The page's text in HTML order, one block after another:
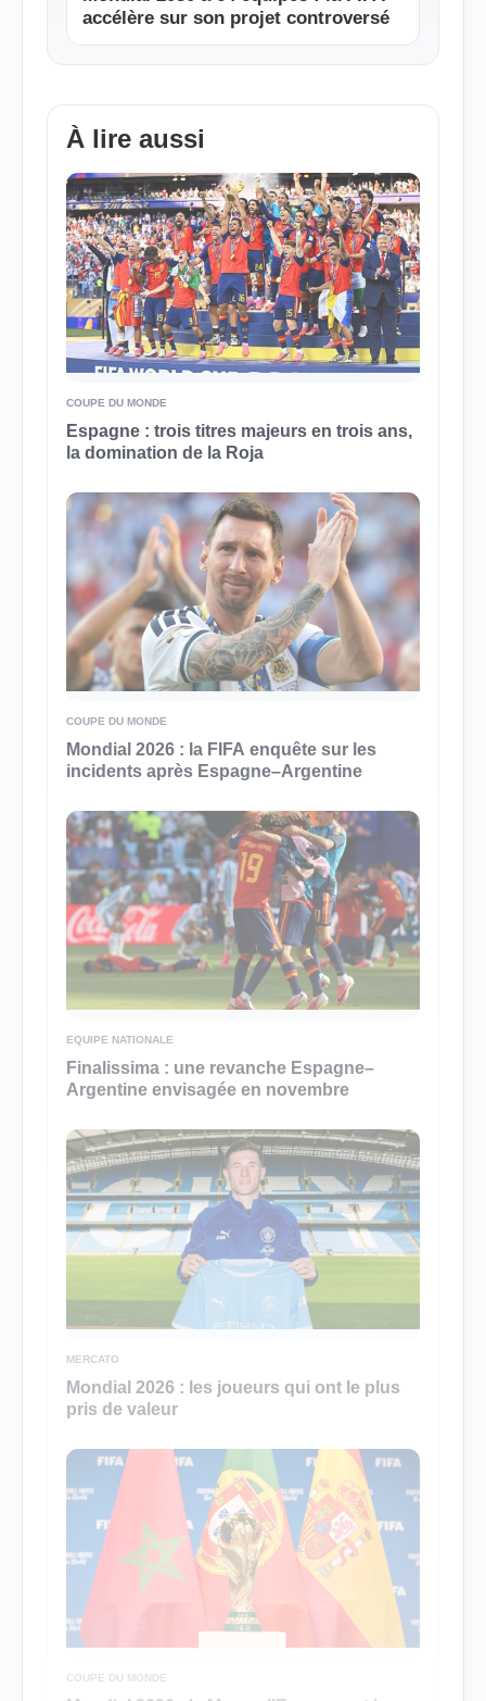
accélère sur son projet controversé
À lire aussi
COUPE DU MONDE
Espagne : trois titres majeurs en trois ans,
la domination de la Roja
COUPE DU MONDE
Mondial 2026 : la FIFA enquête sur les
incidents après Espagne–Argentine
EQUIPE NATIONALE
Finalissima : une revanche Espagne–
Argentine envisagée en novembre
MERCATO
Mondial 2026 : les joueurs qui ont le plus
pris de valeur
COUPE DU MONDE